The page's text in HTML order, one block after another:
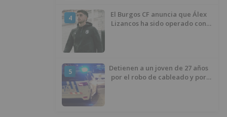
4
El Burgos CF anuncia que Álex
Lizancos ha sido operado con
5
Detienen a un joven de 27 años
por el robo de cableado y por